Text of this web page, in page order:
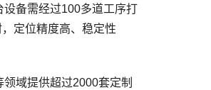
备需经过100多道工序打
定位精度高、稳定性
域提供超过2000套定制